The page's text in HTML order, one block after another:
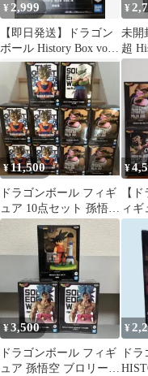
¥ 2,999
【即日発送】ドラゴン
ボール History Box vol.4
孫悟空
¥
未開
超
悟飯
¥11,500
ドラゴンボール フィギ
ュア 10点セット 孫悟空
ピッコロ 魔人ブウ まと
¥
【
ィギ
¥3,500
ドラゴンボール フィギ
ュア 孫悟空 ブロリー 3
¥
ド